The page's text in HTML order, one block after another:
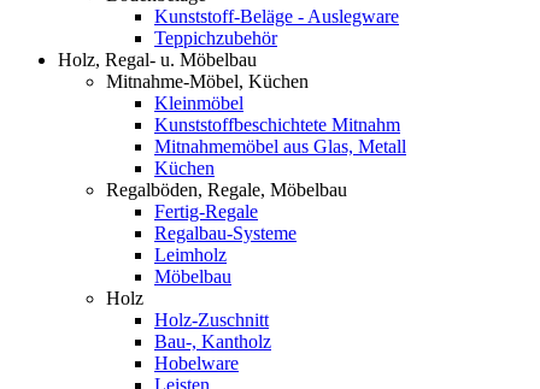
Kunststoff-Beläge - Auslegware
Teppichzubehör
Holz, Regal- u. Möbelbau
Mitnahme-Möbel, Küchen
Kleinmöbel
Kunststoffbeschichtete Mitnahm
Mitnahmemöbel aus Glas, Metall
Küchen
Regalböden, Regale, Möbelbau
Fertig-Regale
Regalbau-Systeme
Leimholz
Möbelbau
Holz
Holz-Zuschnitt
Bau-, Kantholz
Hobelware
Leisten